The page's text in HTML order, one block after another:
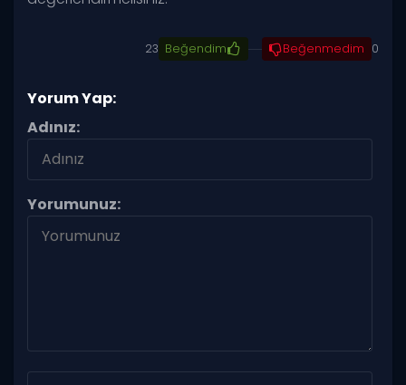
23 Beğendim Beğenmedim 0
Yorum Yap:
Adınız:
Yorumunuz: